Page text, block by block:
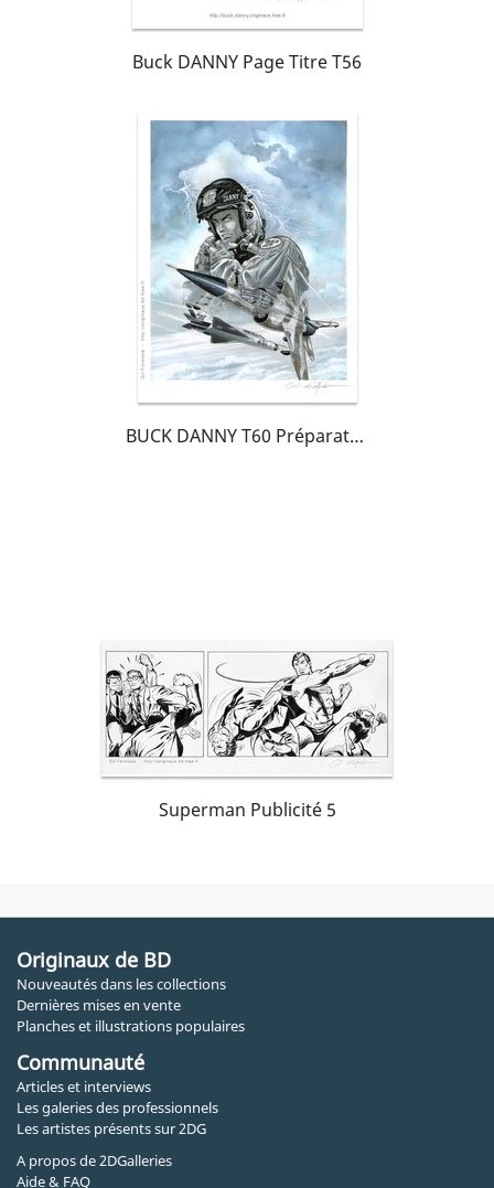
Buck DANNY Page Titre T56
BUCK DANNY T60 Préparatoire
Superman Publicité 5
Originaux de BD
Nouveautés dans les collections
Dernières mises en vente
Planches et illustrations populaires
Communauté
Articles et interviews
Les galeries des professionnels
Les artistes présents sur 2DG
A propos de 2DGalleries
Aide & FAQ